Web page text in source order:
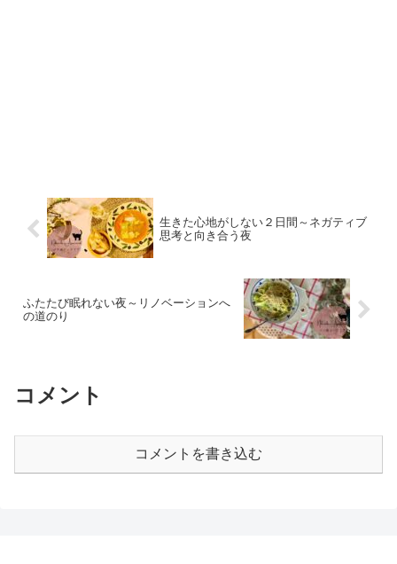
生きた心地がしない２日間～ネガティブ
思考と向き合う夜
ふたたび眠れない夜～リノベーションへ
の道のり
コメント
コメントを書き込む